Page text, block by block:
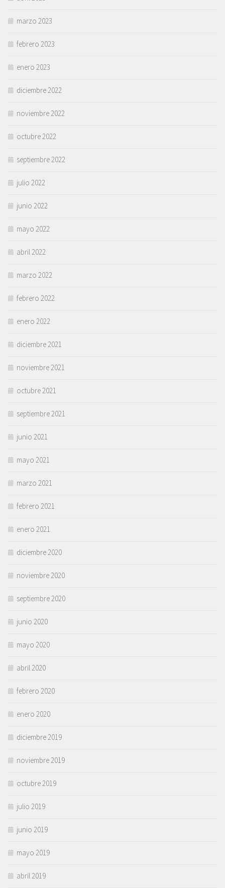
marzo 2023
febrero 2023
enero 2023
diciembre 2022
noviembre 2022
octubre 2022
septiembre 2022
julio 2022
junio 2022
mayo 2022
abril 2022
marzo 2022
febrero 2022
enero 2022
diciembre 2021
noviembre 2021
octubre 2021
septiembre 2021
junio 2021
mayo 2021
marzo 2021
febrero 2021
enero 2021
diciembre 2020
noviembre 2020
septiembre 2020
junio 2020
mayo 2020
abril 2020
febrero 2020
enero 2020
diciembre 2019
noviembre 2019
octubre 2019
julio 2019
junio 2019
mayo 2019
abril 2019